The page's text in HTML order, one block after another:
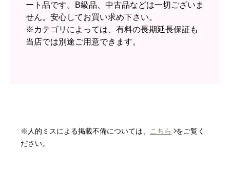
ショップからの連絡や対応は適切でしたか？
無回答
予定の期日までに商品が届きましたか？
ート品です。B級品、中古品などは一切ございま
せん。安心してお買い求め下さい。
※カテゴリによっては、有料の長期延長保証も
当店では別途ご用意できます。
※人的ミスによる掲載不備については、 こちら
をご覧く
ださい。